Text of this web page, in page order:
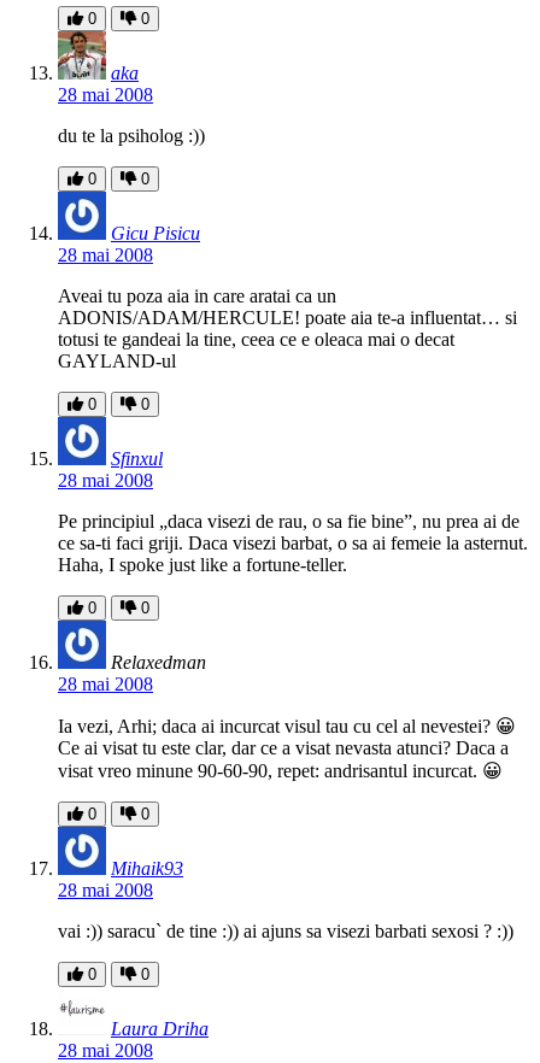
0 0
aka
28 mai 2008
du te la psiholog :))
0 0
Gicu Pisicu
28 mai 2008
Aveai tu poza aia in care aratai ca un
ADONIS/ADAM/HERCULE! poate aia te-a influentat… si
totusi te gandeai la tine, ceea ce e oleaca mai o decat
GAYLAND-ul
0 0
Sfinxul
28 mai 2008
Pe principiul „daca visezi de rau, o sa fie bine”, nu prea ai de
ce sa-ti faci griji. Daca visezi barbat, o sa ai femeie la asternut.
Haha, I spoke just like a fortune-teller.
0 0
Relaxedman
28 mai 2008
Ia vezi, Arhi; daca ai incurcat visul tau cu cel al nevestei? 😀
Ce ai visat tu este clar, dar ce a visat nevasta atunci? Daca a
visat vreo minune 90-60-90, repet: andrisantul incurcat. 😀
0 0
Mihaik93
28 mai 2008
vai :)) saracu` de tine :)) ai ajuns sa visezi barbati sexosi ? :))
0 0
Laura Driha
28 mai 2008